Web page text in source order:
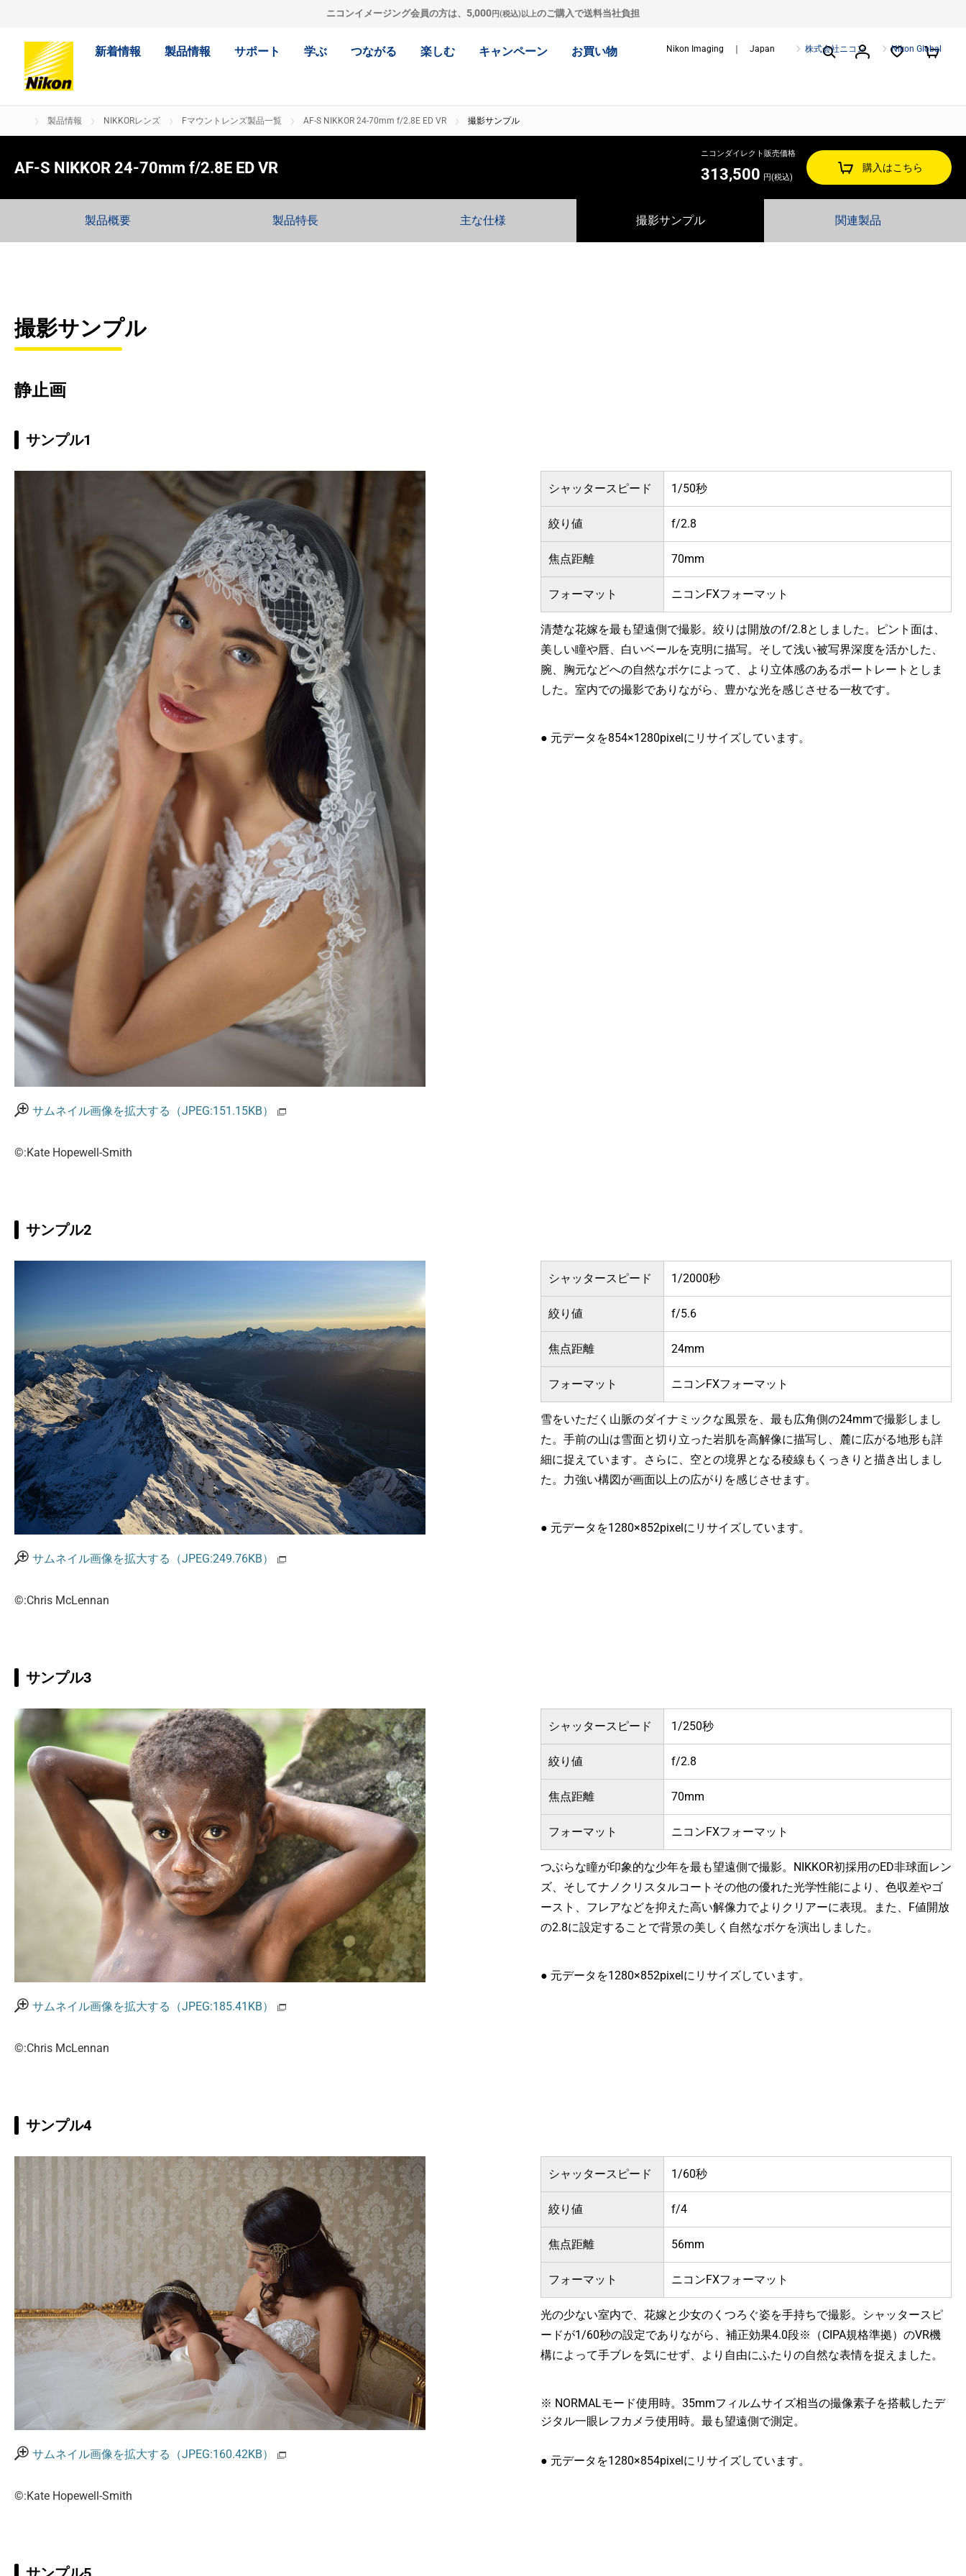
ニコンイメージング会員の方は、 5,000円(税込)以上のご購入で送料当社負担
新着情報 製品情報 サポート 学ぶ つながる 楽しむ キャンペーン お買い物 Nikon Imaging ｜ Japan 株式会社ニコン Nikon Global
製品情報 NIKKORレンズ Fマウントレンズ製品一覧 AF-S NIKKOR 24-70mm f/2.8E ED VR 撮影サンプル
AF-S NIKKOR 24-70mm f/2.8E ED VR
ニコンダイレクト販売価格
313,500 円(税込)
購入はこちら
製品概要 製品特長 主な仕様 撮影サンプル 関連製品
撮影サンプル
静止画
サンプル1
サムネイル画像を拡大する（JPEG:151.15KB）
©:Kate Hopewell-Smith
シャッタースピード 1/50秒
絞り値 f/2.8
焦点距離 70mm
フォーマット ニコンFXフォーマット
清楚な花嫁を最も望遠側で撮影。絞りは開放のf/2.8としました。ピント面は、
美しい瞳や唇、白いベールを克明に描写。そして浅い被写界深度を活かした、
腕、胸元などへの自然なボケによって、より立体感のあるポートレートとしま
した。室内での撮影でありながら、豊かな光を感じさせる一枚です。
● 元データを854×1280pixelにリサイズしています。
サンプル2
サムネイル画像を拡大する（JPEG:249.76KB）
©:Chris McLennan
シャッタースピード 1/2000秒
絞り値 f/5.6
焦点距離 24mm
フォーマット ニコンFXフォーマット
雪をいただく山脈のダイナミックな風景を、最も広角側の24mmで撮影しまし
た。手前の山は雪面と切り立った岩肌を高解像に描写し、麓に広がる地形も詳
細に捉えています。さらに、空との境界となる稜線もくっきりと描き出しまし
た。力強い構図が画面以上の広がりを感じさせます。
● 元データを1280×852pixelにリサイズしています。
サンプル3
サムネイル画像を拡大する（JPEG:185.41KB）
©:Chris McLennan
シャッタースピード 1/250秒
絞り値 f/2.8
焦点距離 70mm
フォーマット ニコンFXフォーマット
つぶらな瞳が印象的な少年を最も望遠側で撮影。NIKKOR初採用のED非球面レン
ズ、そしてナノクリスタルコートその他の優れた光学性能により、色収差やゴ
ースト、フレアなどを抑えた高い解像力でよりクリアーに表現。また、F値開放
の2.8に設定することで背景の美しく自然なボケを演出しました。
● 元データを1280×852pixelにリサイズしています。
サンプル4
サムネイル画像を拡大する（JPEG:160.42KB）
©:Kate Hopewell-Smith
シャッタースピード 1/60秒
絞り値 f/4
焦点距離 56mm
フォーマット ニコンFXフォーマット
光の少ない室内で、花嫁と少女のくつろぐ姿を手持ちで撮影。シャッタースピ
ードが1/60秒の設定でありながら、補正効果4.0段※（CIPA規格準拠）のVR機
構によって手ブレを気にせず、より自由にふたりの自然な表情を捉えました。
※ NORMALモード使用時。35mmフィルムサイズ相当の撮像素子を搭載したデ
ジタル一眼レフカメラ使用時。最も望遠側で測定。
● 元データを1280×854pixelにリサイズしています。